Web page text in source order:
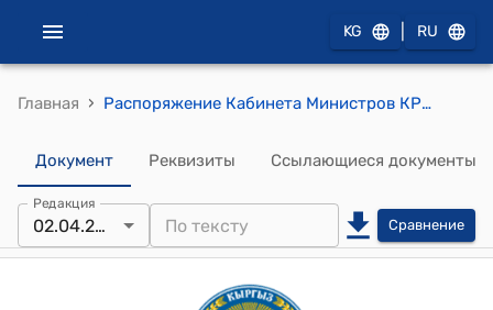
KG RU
Главная › Распоряжение Кабинета Министров КР от 2 апреля 2024 года № 124-р (О предоставлении прав пользования недрами)
Документ Реквизиты Ссылающиеся документы
Редакция
02.04.2024 Сравнение